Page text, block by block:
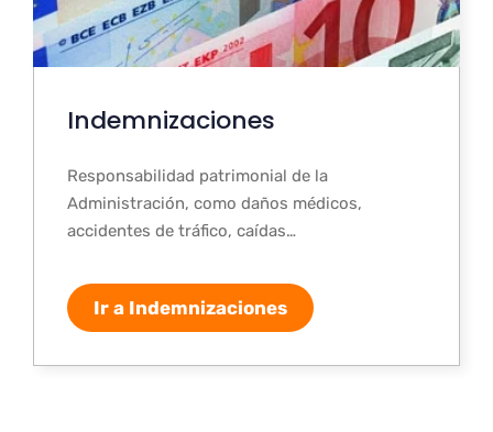
Indemnizaciones
Responsabilidad patrimonial de la
Administración, como daños médicos,
accidentes de tráfico, caídas…
Ir a Indemnizaciones